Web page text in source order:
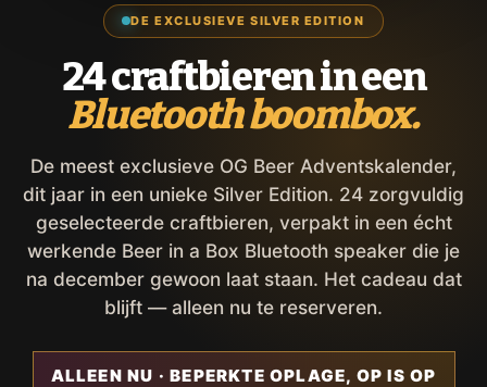
DE EXCLUSIEVE SILVER EDITION
24 craftbieren in een
Bluetooth boombox.
De meest exclusieve OG Beer Adventskalender,
dit jaar in een unieke Silver Edition. 24 zorgvuldig
geselecteerde craftbieren, verpakt in een écht
werkende Beer in a Box Bluetooth speaker die je
na december gewoon laat staan. Het cadeau dat
blijft — alleen nu te reserveren.
ALLEEN NU · BEPERKTE OPLAGE, OP IS OP